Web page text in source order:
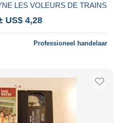
LES VOLEURS DE TRAINS
US$ 4,28
Professioneel handelaar